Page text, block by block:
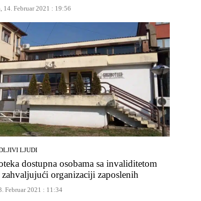
14. Februar 2021 : 19:56
LJUDI
dostupna osobama sa invaliditetom
zahvaljujući organizaciji zaposlenih
Februar 2021 : 11:34